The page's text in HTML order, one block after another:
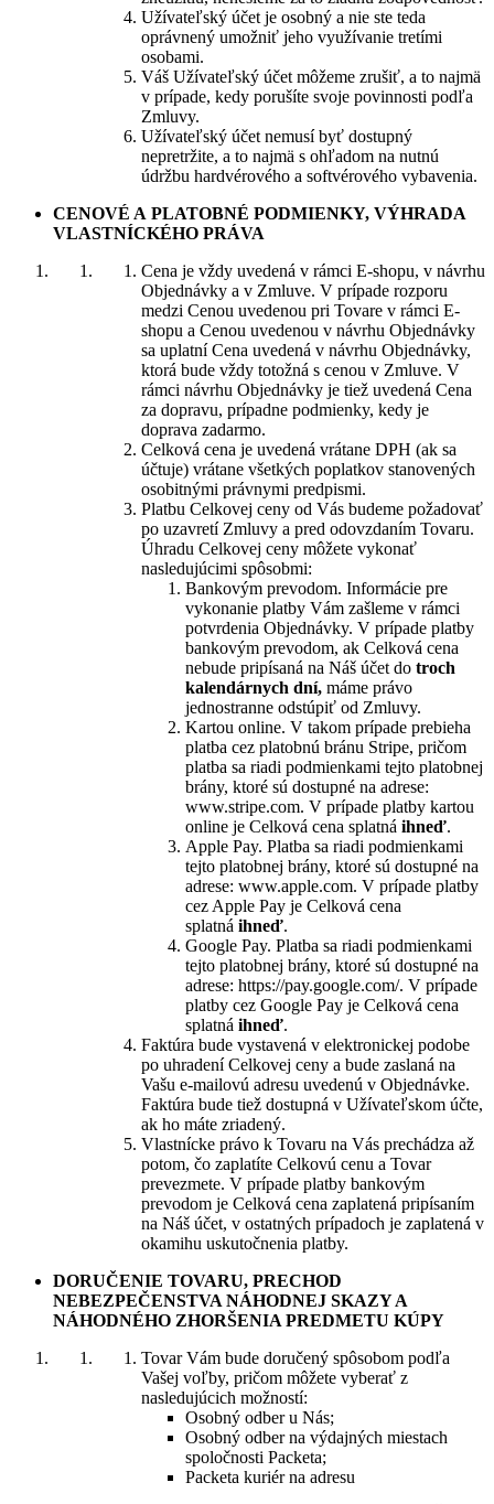
Užívateľský účet je osobný a nie ste teda
oprávnený umožniť jeho využívanie tretími
osobami.
Váš Užívateľský účet môžeme zrušiť, a to najmä
v prípade, kedy porušíte svoje povinnosti podľa
Zmluvy.
Užívateľský účet nemusí byť dostupný
nepretržite, a to najmä s ohľadom na nutnú
údržbu hardvérového a softvérového vybavenia.
CENOVÉ A PLATOBNÉ PODMIENKY, VÝHRADA
VLASTNÍCKÉHO PRÁVA
Cena je vždy uvedená v rámci E-shopu, v návrhu
Objednávky a v Zmluve. V prípade rozporu
medzi Cenou uvedenou pri Tovare v rámci E-
shopu a Cenou uvedenou v návrhu Objednávky
sa uplatní Cena uvedená v návrhu Objednávky,
ktorá bude vždy totožná s cenou v Zmluve. V
rámci návrhu Objednávky je tiež uvedená Cena
za dopravu, prípadne podmienky, kedy je
doprava zadarmo.
Celková cena je uvedená vrátane DPH (ak sa
účtuje) vrátane všetkých poplatkov stanovených
osobitnými právnymi predpismi.
Platbu Celkovej ceny od Vás budeme požadovať
po uzavretí Zmluvy a pred odovzdaním Tovaru.
Úhradu Celkovej ceny môžete vykonať
nasledujúcimi spôsobmi:
Bankovým prevodom. Informácie pre
vykonanie platby Vám zašleme v rámci
potvrdenia Objednávky. V prípade platby
bankovým prevodom, ak Celková cena
nebude pripísaná na Náš účet do troch
kalendárnych dní, máme právo
jednostranne odstúpiť od Zmluvy.
Kartou online. V takom prípade prebieha
platba cez platobnú bránu Stripe, pričom
platba sa riadi podmienkami tejto platobnej
brány, ktoré sú dostupné na adrese:
www.stripe.com. V prípade platby kartou
online je Celková cena splatná ihneď.
Apple Pay. Platba sa riadi podmienkami
tejto platobnej brány, ktoré sú dostupné na
adrese: www.apple.com. V prípade platby
cez Apple Pay je Celková cena
splatná ihneď.
Google Pay. Platba sa riadi podmienkami
tejto platobnej brány, ktoré sú dostupné na
adrese: https://pay.google.com/. V prípade
platby cez Google Pay je Celková cena
splatná ihneď.
Faktúra bude vystavená v elektronickej podobe
po uhradení Celkovej ceny a bude zaslaná na
Vašu e-mailovú adresu uvedenú v Objednávke.
Faktúra bude tiež dostupná v Užívateľskom účte,
ak ho máte zriadený.
Vlastnícke právo k Tovaru na Vás prechádza až
potom, čo zaplatíte Celkovú cenu a Tovar
prevezmete. V prípade platby bankovým
prevodom je Celková cena zaplatená pripísaním
na Náš účet, v ostatných prípadoch je zaplatená v
okamihu uskutočnenia platby.
DORUČENIE TOVARU, PRECHOD
NEBEZPEČENSTVA NÁHODNEJ SKAZY A
NÁHODNÉHO ZHORŠENIA PREDMETU KÚPY
Tovar Vám bude doručený spôsobom podľa
Vašej voľby, pričom môžete vyberať z
nasledujúcich možností:
Osobný odber u Nás;
Osobný odber na výdajných miestach
spoločnosti Packeta;
Packeta kuriér na adresu